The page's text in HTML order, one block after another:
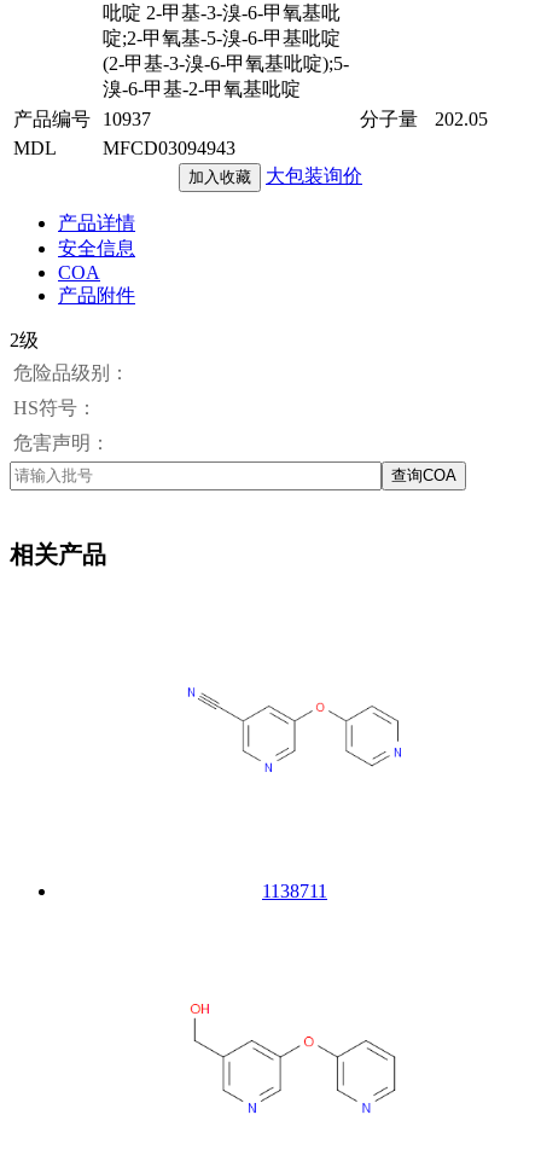
吡啶 2-甲基-3-溴-6-甲氧基吡
啶;2-甲氧基-5-溴-6-甲基吡啶
(2-甲基-3-溴-6-甲氧基吡啶);5-
溴-6-甲基-2-甲氧基吡啶
产品编号 10937 分子量
202.05
MDL
MFCD03094943
加入收藏 大包装询价
产品详情
安全信息
COA
产品附件
2级
危险品级别：
HS符号：
危害声明：
查询COA
相关产品
1138711